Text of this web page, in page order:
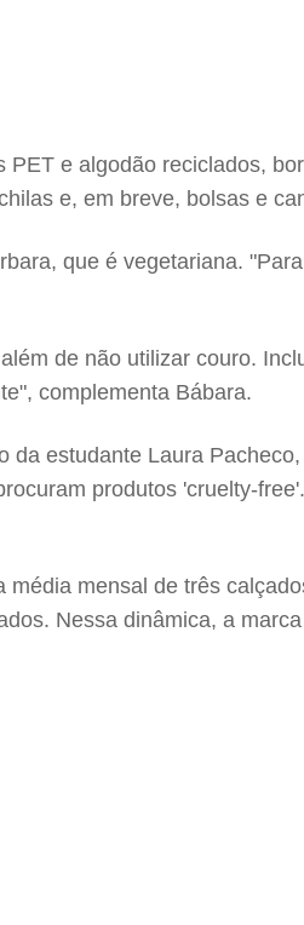
e algodão reciclados,
e, em breve, bolsas e
que é vegetariana.
de não utilizar couro.
complementa Bábara.
estudante Laura
produtos 'cruelty-
mensal de três
Nessa dinâmica, a